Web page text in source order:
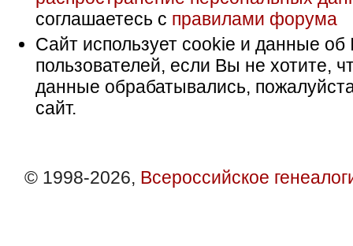
соглашаетесь с правилами форума
Сайт использует cookie и данные об
пользователей, если Вы не хотите,
данные обрабатывались,
сайт.
© 1998-2026, Всероссийское